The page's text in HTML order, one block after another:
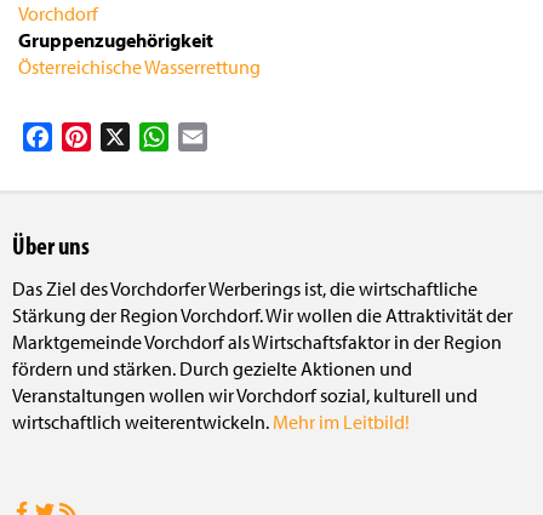
Vorchdorf
Gruppenzugehörigkeit
Österreichische Wasserrettung
FacebookPinterest WhatsApp
Über uns
Das Ziel des Vorchdorfer Werberings ist, die wirtschaftliche
Stärkung der Region Vorchdorf. Wir wollen die Attraktivität der
Marktgemeinde Vorchdorf als Wirtschaftsfaktor in der Region
fördern und stärken. Durch gezielte Aktionen und
Veranstaltungen wollen wir Vorchdorf sozial, kulturell und
wirtschaftlich weiterentwickeln. Mehr im Leitbild!